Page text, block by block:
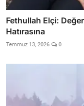
Fethullah Elçi:
Hatırasına
Temmuz 13, 2026 0